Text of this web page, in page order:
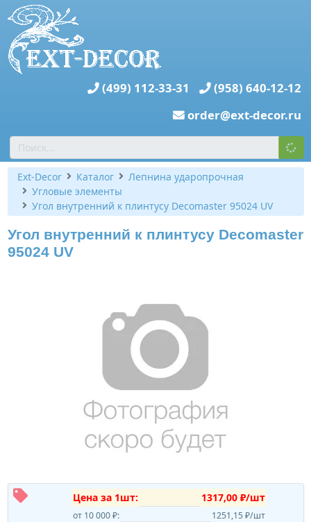
(499) 112-33-31
(958) 640-12-12
order@ext-decor.ru
Ext-Decor Каталог
Лепнина ударопрочная
Угловые элементы
Угол внутренний к плинтусу Decomaster 95024 UV
Угол внутренний к плинтусу Decomaster
95024 UV
Цена за 1шт: 1317,00 ₽/шт
от 10 000 ₽:
1251,15 ₽/шт